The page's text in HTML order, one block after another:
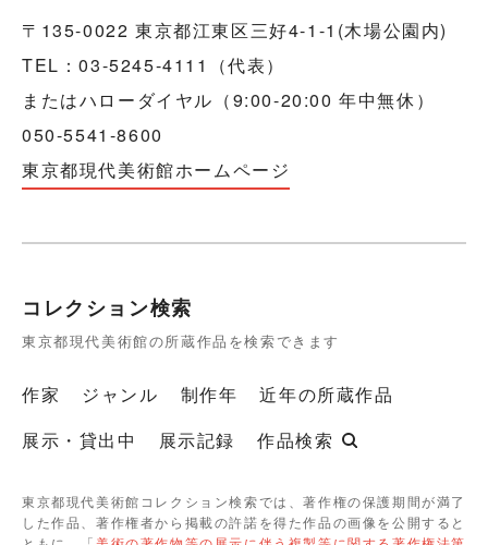
〒135-0022 東京都江東区三好4-1-1(木場公園内)
TEL：03-5245-4111（代表）
またはハローダイヤル（9:00-20:00 年中無休）
050-5541-8600
東京都現代美術館ホームページ
コレクション検索
東京都現代美術館の所蔵作品を検索できます
作家 ジャンル 制作年
近年の所蔵作品
展示・貸出中
展示記録 作品検索
東京都現代美術館コレクション検索では、著作権の保護期間が満了
した作品、著作権者から掲載の許諾を得た作品の画像を公開すると